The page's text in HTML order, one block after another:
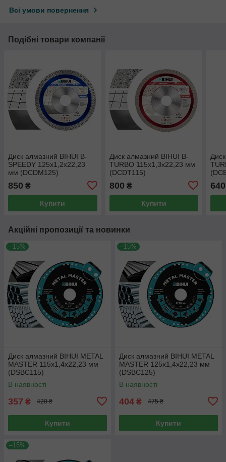
Всі умови повернення
Подібні товари компанії
Диск алмазний BIHUI B-
SPEEDY 125x1,2x22,23
мм (DCDM125)
850 ₴
Купити
Диск алмазний BIHUI B-
TURBO 115x1,3x22,23 мм
(DCDT115)
800 ₴
Купити
640
Акційні пропозиції та новинки
–15%
Диск алмазний BIHUI METAL
MASTER 115x1,4x22,23 мм
(DSBC115)
В наявності
357 ₴ 420 ₴
Купити
–15%
Диск алмазний BIHUI METAL
MASTER 125x1,4x22,23 мм
(DSBC125)
В наявності
404 ₴ 475 ₴
Купити
–15%